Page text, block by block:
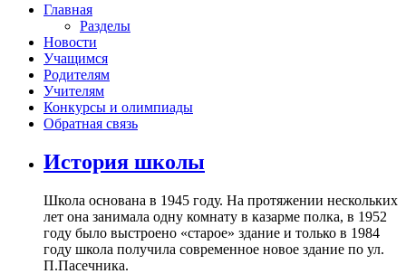
Главная
Разделы
Новости
Учащимся
Родителям
Учителям
Конкурсы и олимпиады
Обратная связь
История школы
Школа основана в 1945 году. На протяжении нескольких
лет она занимала одну комнату в казарме полка, в 1952
году было выстроено «старое» здание и только в 1984
году школа получила современное новое здание по ул.
П.Пасечника.